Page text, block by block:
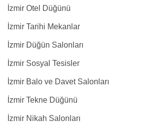
İzmir Otel Düğünü
İzmir Tarihi Mekanlar
İzmir Düğün Salonları
İzmir Sosyal Tesisler
İzmir Balo ve Davet Salonları
İzmir Tekne Düğünü
İzmir Nikah Salonları